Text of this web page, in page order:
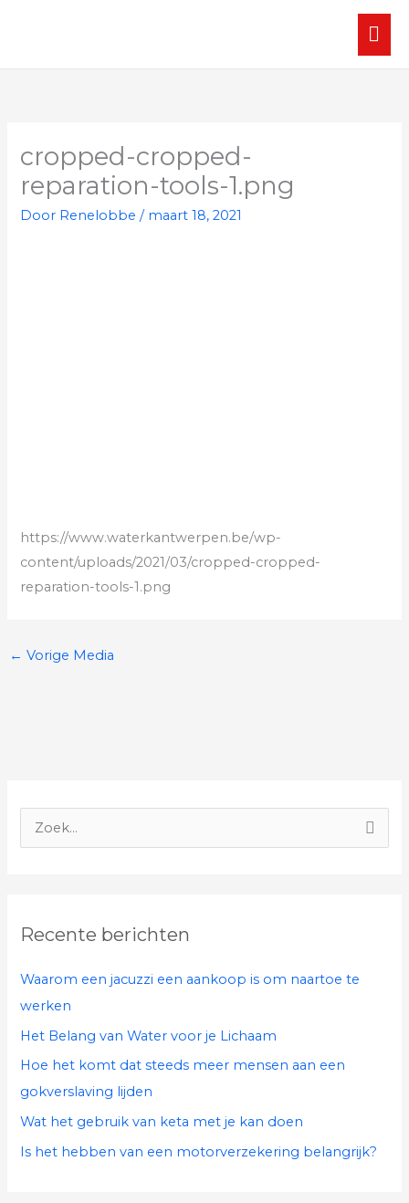
cropped-cropped-
reparation-tools-1.png
Door Renelobbe/ maart 18, 2021
https://www.waterkantwerpen.be/wp-
content/uploads/2021/03/cropped-cropped-
reparation-tools-1.png
← Vorige Media
n
:
Recente berichten
Waarom een jacuzzi een aankoop is om naartoe te
werken
Het Belang van Water voor je Lichaam
Hoe het komt dat steeds meer mensen aan een
gokverslaving lijden
Wat het gebruik van keta met je kan doen
Is het hebben van een motorverzekering belangrijk?